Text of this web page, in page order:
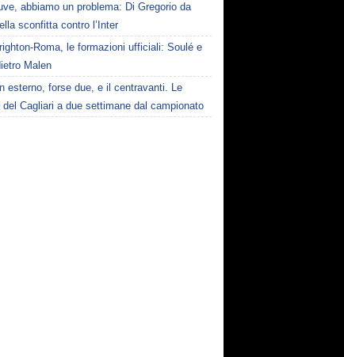
abbiamo un problema: Di Gregorio da
sconfitta contro l’Inter
Roma, le formazioni ufficiali: Soulé e
Malen
esterno, forse due, e il centravanti. Le
del Cagliari a due settimane dal campionato